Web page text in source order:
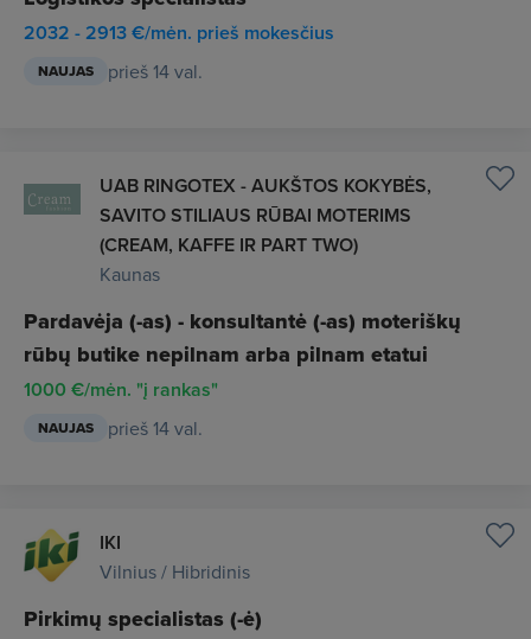
2032 - 2913 €/mėn. prieš mokesčius
NAUJAS prieš 14 val.
UAB RINGOTEX - AUKŠTOS KOKYBĖS,
SAVITO STILIAUS RŪBAI MOTERIMS
(CREAM, KAFFE IR PART TWO)
Kaunas
Pardavėja (-as) - konsultantė (-as) moteriškų
rūbų butike nepilnam arba pilnam etatui
1000 €/mėn. "į rankas"
NAUJAS prieš 14 val.
IKI
Vilnius / Hibridinis
Pirkimų specialistas (-ė)